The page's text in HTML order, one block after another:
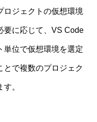
ロジェクトの仮想環境
要に応じて、VS Code
単位で仮想環境を選定
とで複数のプロジェク
。